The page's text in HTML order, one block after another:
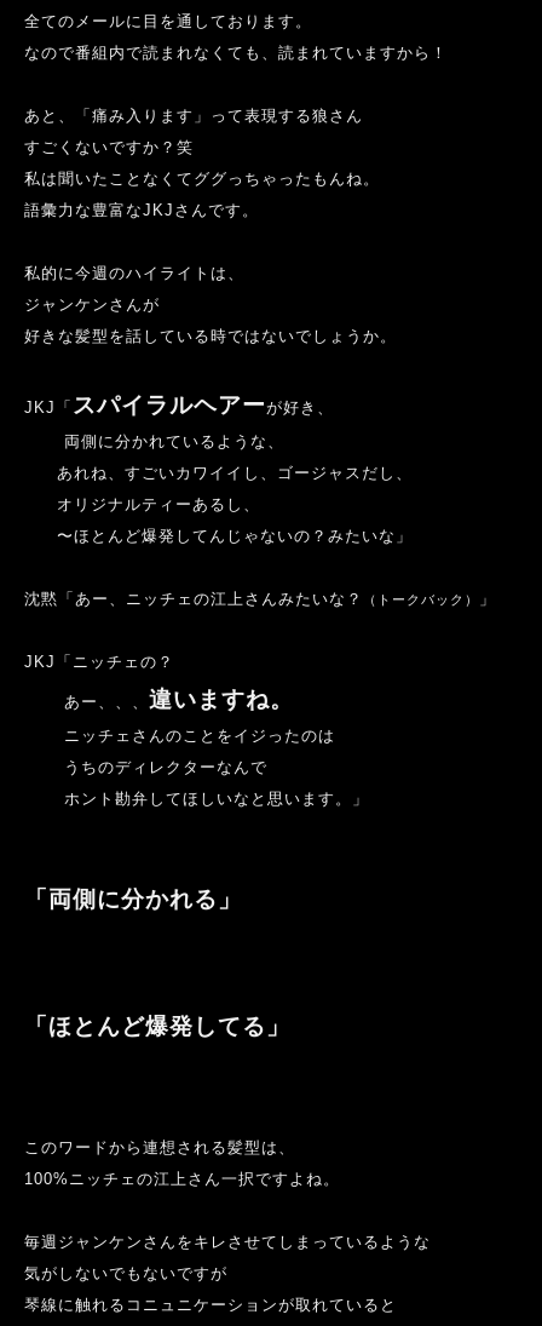
全てのメールに目を通しております。
なので番組内で読まれなくても、読まれていますから！
あと、「痛み入ります」って表現する狼さん
すごくないですか？笑
私は聞いたことなくてググっちゃったもんね。
語彙力な豊富なJKJ さんです。
私的に今週のハイライトは、
ジャンケンさんが
好きな髪型を話している時ではないでしょうか。
JKJ 「 スパイラルヘアーが好き、
両側に分かれているような、
あれね、すごいカワイイし、ゴージャスだし、
オリジナルティーあるし、
〜ほとんど爆発してんじゃないの？みたいな」
沈黙「あー、ニッチェの江上さんみたいな？ （トークバック） 」
JKJ 「ニッチェの？
あー、、、違いますね。
ニッチェさんのことをイジったのは
うちのディレクターなんで
ホント勘弁してほしいなと思います。」
「両側に分かれる」
「ほとんど爆発してる」
このワードから連想される髪型は、
100% ニッチェの江上さん一択ですよね。
毎週ジャンケンさんをキレさせてしまっているような
気がしないでもないですが
琴線に 触れるコニュニケーションが取れていると